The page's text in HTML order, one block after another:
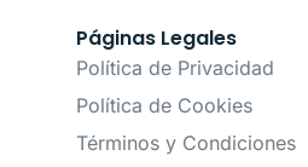
Páginas Legales
Política de Privacidad
Política de Cookies
Términos y Condiciones